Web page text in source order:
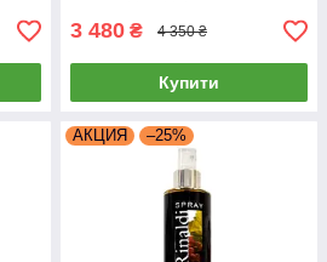
3 480 ₴ 4 350 ₴
Купити
АКЦИЯ –25%